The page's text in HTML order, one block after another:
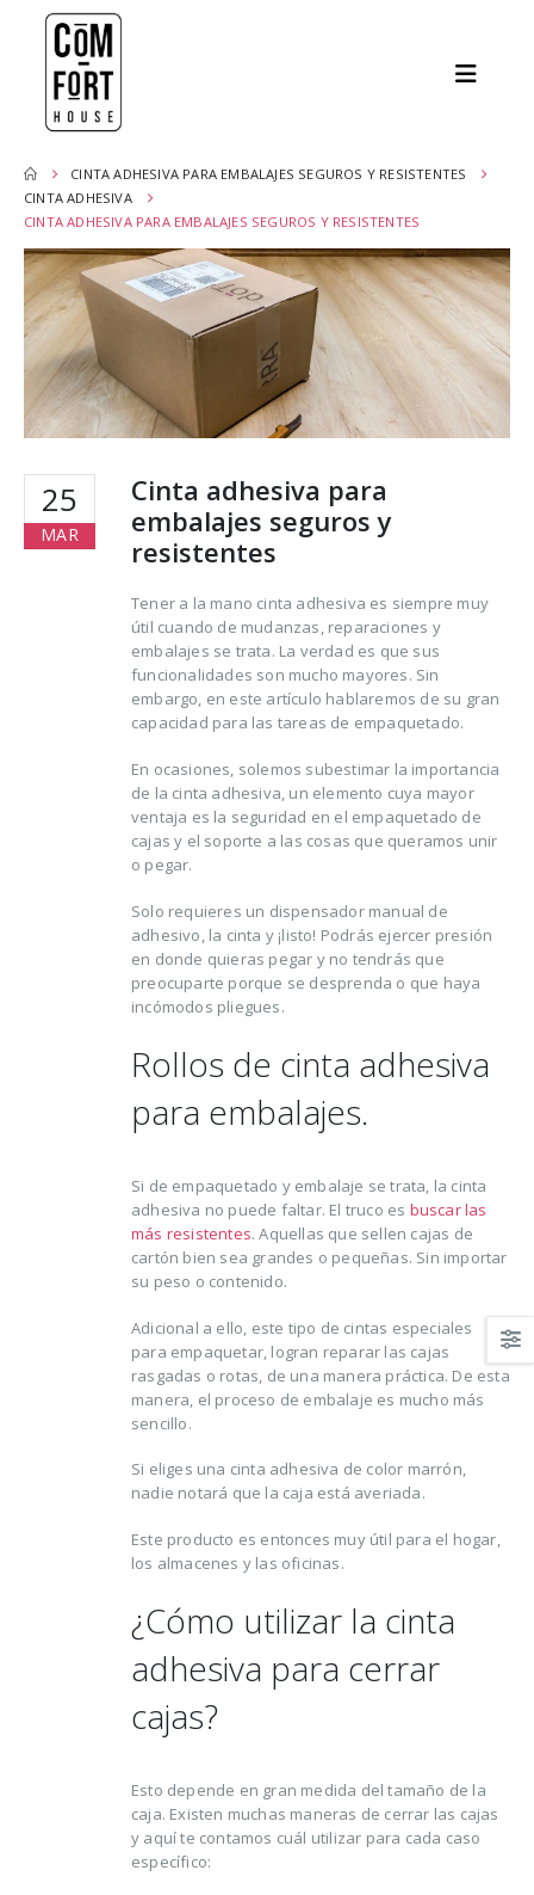
CINTA ADHESIVA PARA EMBALAJES SEGUROS Y RESISTENTES
CINTA ADHESIVA
CINTA ADHESIVA PARA EMBALAJES SEGUROS Y RESISTENTES
25
MAR
Cinta adhesiva para
embalajes seguros y
resistentes
Tener a la mano cinta adhesiva es siempre muy
útil cuando de mudanzas, reparaciones y
embalajes se trata. La verdad es que sus
funcionalidades son mucho mayores. Sin
embargo, en este artículo hablaremos de su gran
capacidad para las tareas de empaquetado.
En ocasiones, solemos subestimar la importancia
de la cinta adhesiva, un elemento cuya mayor
ventaja es la seguridad en el empaquetado de
cajas y el soporte a las cosas que queramos unir
o pegar.
Solo requieres un dispensador manual de
adhesivo, la cinta y ¡listo! Podrás ejercer presión
en donde quieras pegar y no tendrás que
preocuparte porque se desprenda o que haya
incómodos pliegues.
Rollos de cinta adhesiva
para embalajes.
Si de empaquetado y embalaje se trata, la cinta
adhesiva no puede faltar. El truco es buscar las
más resistentes. Aquellas que sellen cajas de
cartón bien sea grandes o pequeñas. Sin importar
su peso o contenido.
Adicional a ello, este tipo de cintas especiales
para empaquetar, logran reparar las cajas
rasgadas o rotas, de una manera práctica. De esta
manera, el proceso de embalaje es mucho más
sencillo.
Si eliges una cinta adhesiva de color marrón,
nadie notará que la caja está averiada.
Este producto es entonces muy útil para el hogar,
los almacenes y las oficinas.
¿Cómo utilizar la cinta
adhesiva para cerrar
cajas?
Esto depende en gran medida del tamaño de la
caja. Existen muchas maneras de cerrar las cajas
y aquí te contamos cuál utilizar para cada caso
específico:
Trucos para alargar la
vida de tus prendas
delicadas
las que merece la
pena reciclar
Cómo reducir los
desperdicios
alimentarios y
al mismo tiempo
16 agosto, 2021
Claves para el
de los pies en
16 agosto, 2021
cosas que puedes
hacer para lograrlo
16 agosto, 2021